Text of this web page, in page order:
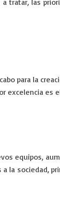
tratar, las
para la
excelencia es
equipos,
la sociedad,